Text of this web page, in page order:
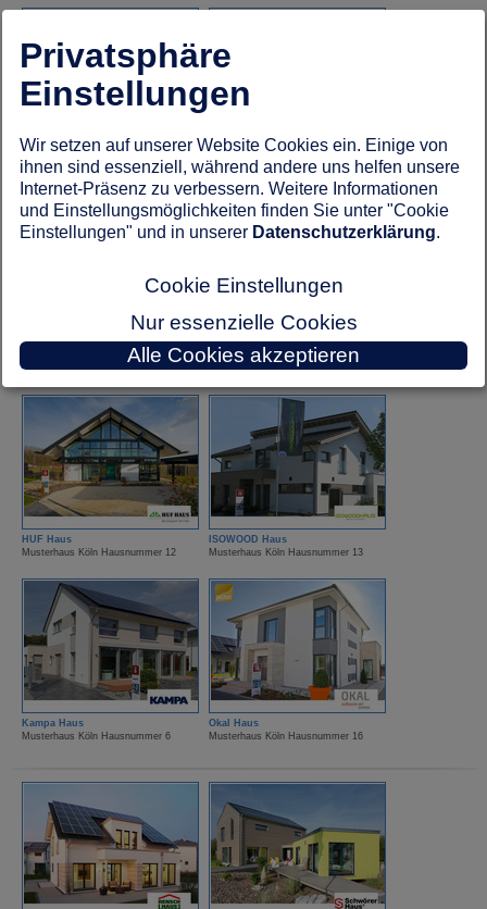
ELK Fertighaus
Musterhaus Köln Hausnummer 25
FingerHaus
Musterhaus Köln Hausnummer 15
Musterhaus Köln Hausnummer 7
Musterhaus Köln Hausnummer 21
HUF Haus
Musterhaus Köln Hausnummer 12
ISOWOOD Haus
Musterhaus Köln Hausnummer 13
Kampa Haus
Musterhaus Köln Hausnummer 6
Okal Haus
Musterhaus Köln Hausnummer 16
Privatsphäre
Einstellungen
Wir setzen auf unserer Website Cookies ein. Einige von
ihnen sind essenziell, während andere uns helfen unsere
Internet-Präsenz zu verbessern. Weitere Informationen
und Einstellungsmöglichkeiten finden Sie unter "Cookie
Einstellungen" und in unserer Datenschutzerklärung.
Cookie Einstellungen
Nur essenzielle Cookies
Alle Cookies akzeptieren